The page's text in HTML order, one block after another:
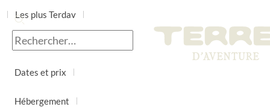
Les plus Terdav
Jour par jour
Dates et prix
Hébergement